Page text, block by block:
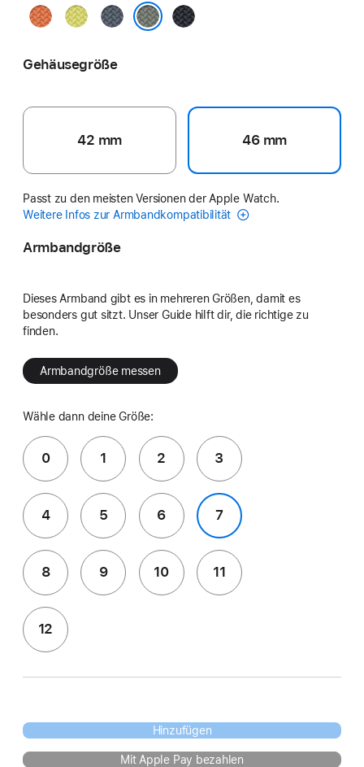
KurkumaNeongelbMaritimblau Mitternacht
Gehäusegröße
42 mm 46 mm
Passt zu den meisten Versionen der Apple Watch.
Weitere Infos zur Armbandkompatibilität
Armbandgröße
Dieses Armband gibt es in mehreren Größen, damit es
besonders gut sitzt. Unser Guide hilft dir, die richtige zu
finden.
Armbandgröße messen
Wähle dann deine Größe:
0 1 2 3
4 5 6 7
8 9 10 11
12
Hinzufügen
Mit Apple Pay bezahlen